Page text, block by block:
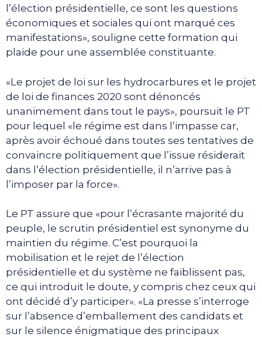
l’élection présidentielle, ce sont les questions
économiques et sociales qui ont marqué ces
manifestations», souligne cette formation qui
plaide pour une assemblée constituante.
«Le projet de loi sur les hydrocarbures et le projet
de loi de finances 2020 sont dénoncés
unanimement dans tout le pays», poursuit le PT
pour lequel «le régime est dans l’impasse car,
après avoir échoué dans toutes ses tentatives de
convaincre politiquement que l’issue résiderait
dans l’élection présidentielle, il n’arrive pas à
l’imposer par la force».
Le PT assure que «pour l’écrasante majorité du
peuple, le scrutin présidentiel est synonyme du
maintien du régime. C’est pourquoi la
mobilisation et le rejet de l’élection
présidentielle et du système ne faiblissent pas,
ce qui introduit le doute, y compris chez ceux qui
ont décidé d’y participer». «La presse s’interroge
sur l’absence d’emballement des candidats et
sur le silence énigmatique des principaux